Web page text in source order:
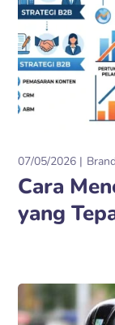
07/05/2026
Cara
yang